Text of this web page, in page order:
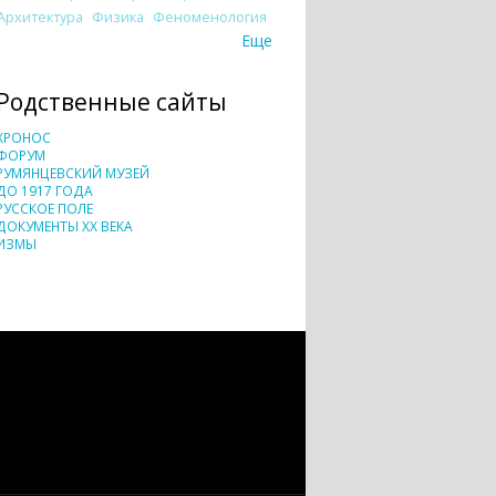
Физика Феноменология
Еще
сайты
МУЗЕЙ
1917 ГОДА
ПОЛЕ
XX ВЕКА